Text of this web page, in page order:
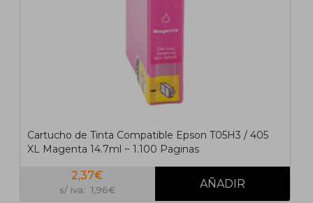
Cartucho de Tinta Compatible Epson T05H3 / 405
XL Magenta 14.7ml ~ 1.100 Paginas
2,37€
s/ iva: 1,96€